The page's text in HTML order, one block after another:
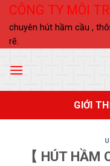
Skip
content
CÔNG TY MÔI
chuyên hút hầm cầu ,
rẽ.
GIỚI
【 HÚT HẦM